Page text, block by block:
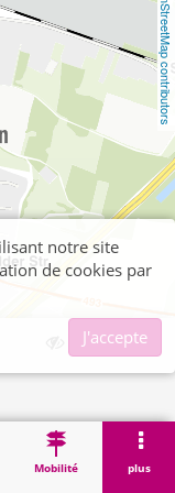
OpenStreetMap contributors
Mobilité plus
notre site
de cookies par
J'accepte